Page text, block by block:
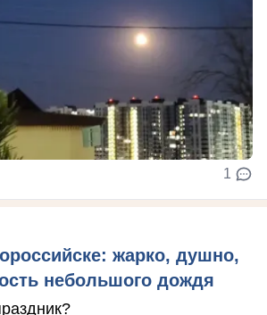
1
жарко, душно,
небольшого дождя